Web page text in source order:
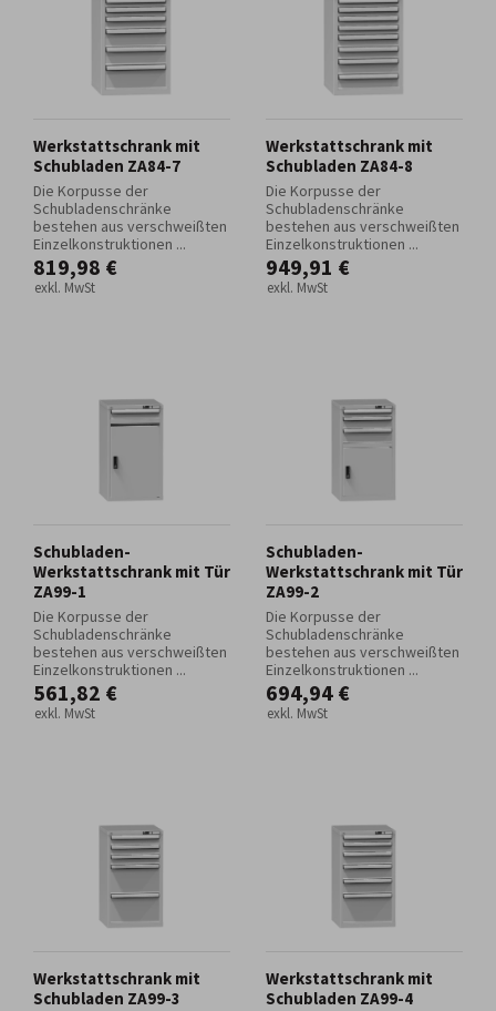
Werkstattschrank mit
Schubladen ZA84-7
Die Korpusse der
Schubladenschränke
bestehen aus verschweißten
Einzelkonstruktionen ...
819,98 €
exkl. MwSt
Werkstattschrank mit
Schubladen ZA84-8
Die Korpusse der
Schubladenschränke
bestehen aus verschweißten
Einzelkonstruktionen ...
949,91 €
exkl. MwSt
Schubladen-
Werkstattschrank mit Tür
ZA99-1
Die Korpusse der
Schubladenschränke
bestehen aus verschweißten
Einzelkonstruktionen ...
561,82 €
exkl. MwSt
Schubladen-
Werkstattschrank mit Tür
ZA99-2
Die Korpusse der
Schubladenschränke
bestehen aus verschweißten
Einzelkonstruktionen ...
694,94 €
exkl. MwSt
Werkstattschrank mit
Schubladen ZA99-3
Werkstattschrank mit
Schubladen ZA99-4